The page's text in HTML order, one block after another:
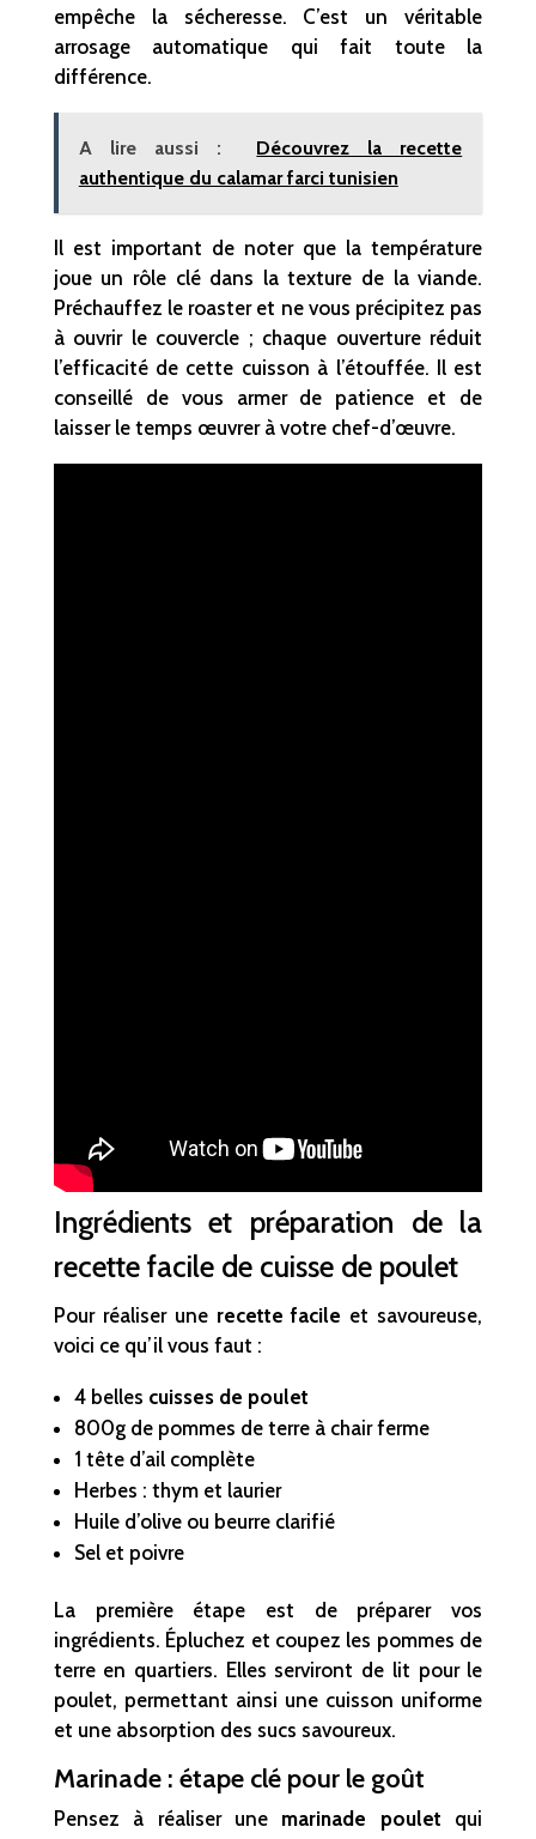
empêche la sécheresse. C’est un véritable
arrosage automatique qui fait toute la
différence.
A lire aussi :
Découvrez la recette
authentique du calamar farci tunisien
Il est important de noter que la température
joue un rôle clé dans la texture de la viande.
Préchauffez le roaster et ne vous précipitez pas
à ouvrir le couvercle ; chaque ouverture réduit
l’efficacité de cette cuisson à l’étouffée. Il est
conseillé de vous armer de patience et de
laisser le temps œuvrer à votre chef-d’œuvre.
Ingrédients et préparation de la
recette facile de cuisse de poulet
Pour réaliser une recette facile et savoureuse,
voici ce qu’il vous faut :
4 belles cuisses de poulet
800g de pommes de terre à chair ferme
1 tête d’ail complète
Herbes : thym et laurier
Huile d’olive ou beurre clarifié
Sel et poivre
La première étape est de préparer vos
ingrédients. Épluchez et coupez les pommes de
terre en quartiers. Elles serviront de lit pour le
poulet, permettant ainsi une cuisson uniforme
et une absorption des sucs savoureux.
Marinade : étape clé pour le goût
Pensez à réaliser une marinade poulet qui